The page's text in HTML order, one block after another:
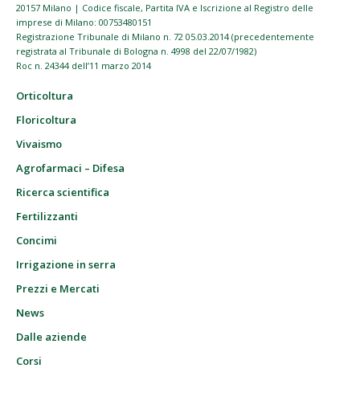
20157 Milano | Codice fiscale, Partita IVA e Iscrizione al Registro delle
imprese di Milano: 00753480151
Registrazione Tribunale di Milano n. 72 05.03.2014 (precedentemente
registrata al Tribunale di Bologna n. 4998 del 22/07/1982)
Roc n. 24344 dell’11 marzo 2014
Orticoltura
Floricoltura
Vivaismo
Agrofarmaci – Difesa
Ricerca scientifica
Fertilizzanti
Concimi
Irrigazione in serra
Prezzi e Mercati
News
Dalle aziende
Corsi